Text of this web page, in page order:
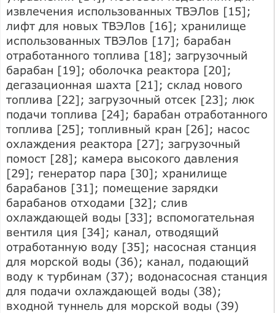
извлечения использованных ТВЭЛов [15];
лифт для новых ТВЭЛов [16]; хранилище
использованных ТВЭЛов [17]; барабан
отработанного топлива [18]; загрузочный
барабан [19]; оболочка реактора [20];
дегазационная шахта [21]; склад нового
топлива [22]; загрузочный отсек [23]; люк
подачи топлива [24]; барабан отработанного
топлива [25]; топливный кран [26]; насос
охлаждения реактора [27]; загрузочный
помост [28]; камера высокого давления
[29]; генератор пара [30]; хранилище
барабанов [31]; помещение зарядки
барабанов отходами [32]; слив
охлаждающей воды [33]; вспомогательная
вентиля ция [34]; канал, отводящий
отработанную воду [35]; насосная станция
для морской воды (36); канал, подающий
воду к турбинам (37); водонасосная станция
для подачи охлаждающей воды (38);
входной туннель для морской воды (39)